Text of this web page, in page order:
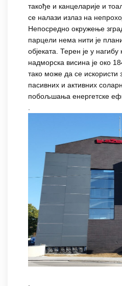
такође и канцеларије и
се налази излаз на
Непосредно окружење
парцели нема нити је
објеката. Терен је у
надморска висина је око
тако може да се искористи
пасивних и активних
побољшања енергетске
.
.